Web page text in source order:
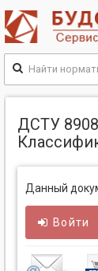
ДСТУ
Данный
Войти